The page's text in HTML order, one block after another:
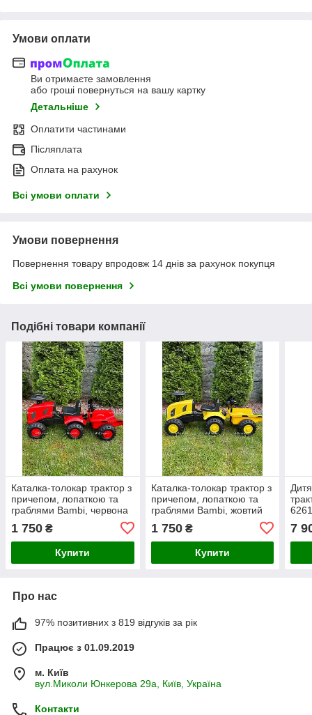
Умови оплати
Ви отримаєте замовлення
або гроші повернуться на вашу картку
Детальніше
Оплатити частинами
Післяплата
Оплата на рахунок
Всі умови оплати
Умови повернення
Повернення товару впродовж 14 днів за рахунок покупця
Всі умови повернення
Подібні товари компанії
Каталка-толокар трактор з
причепом, лопаткою та
граблями Bambi, червона
1 750 ₴
Купити
Каталка-толокар трактор з
причепом, лопаткою та
граблями Bambi, жовтий
1 750₴
Купити
7
Про нас
97% позитивних з 819 відгуків за рік
Працює з 01.09.2019
м. Київ
вул.Миколи Юнкерова 29а, Київ, Україна
Контакти